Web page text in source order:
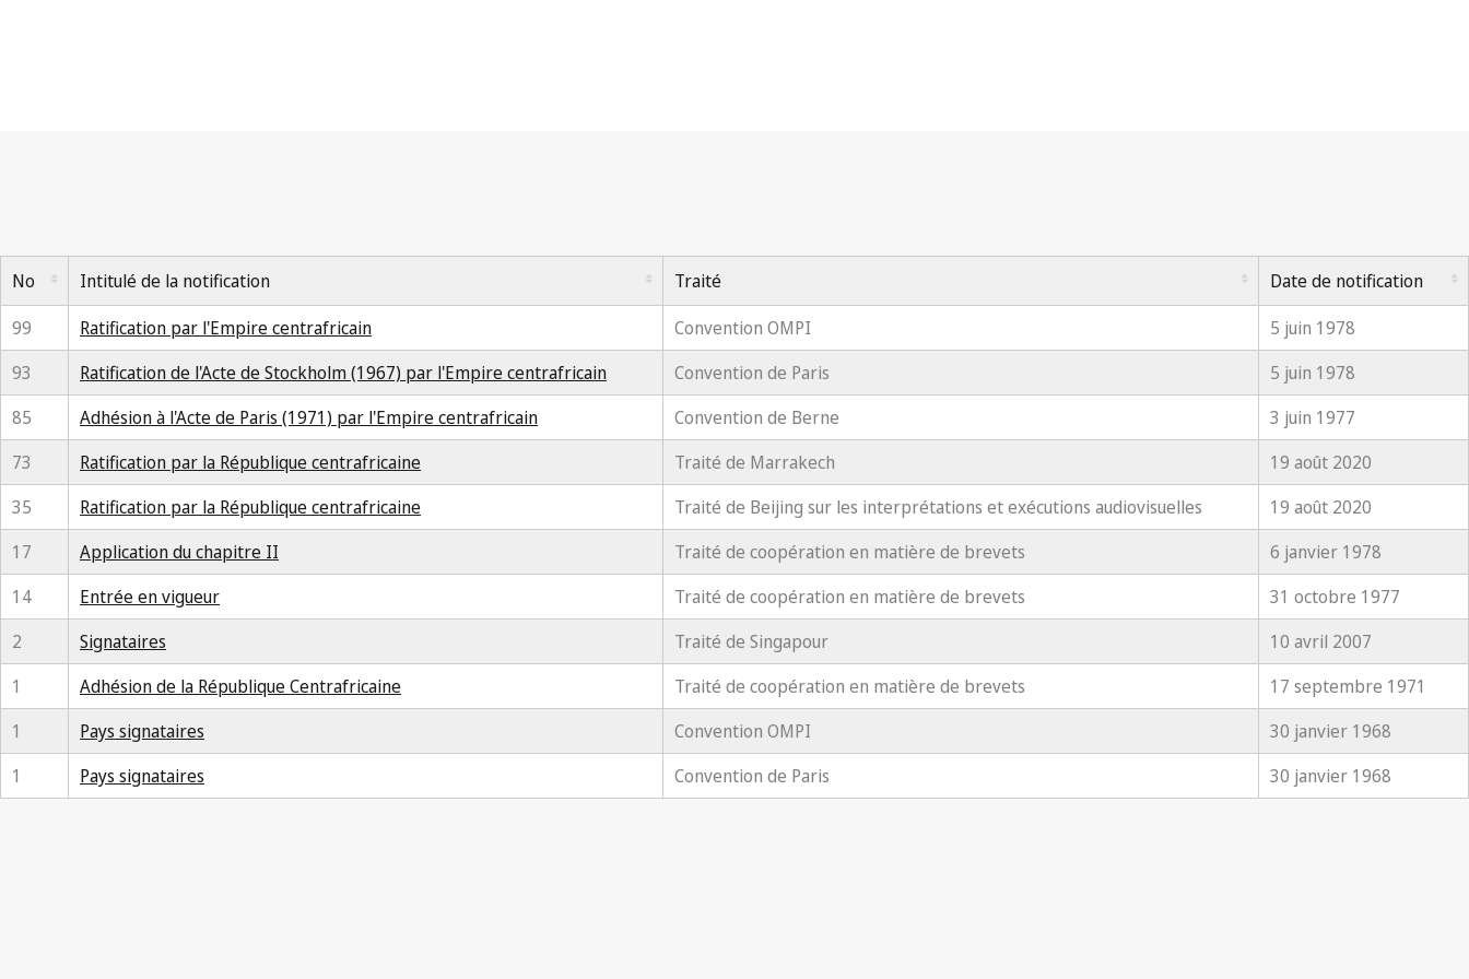
No Intitulé de la notification Traité
Date de notification
99
Ratification par l'Empire centrafricain Convention OMPI
5 juin 1978
93
Ratification de l'Acte de Stockholm (1967) par l'Empire centrafricain Convention de Paris
5 juin 1978
85
Adhésion à l'Acte de Paris (1971) par l'Empire centrafricain Convention de Berne
3 juin 1977
73
Ratification par la République centrafricaine Traité de Marrakech
19 août 2020
35
Ratification par la République centrafricaine Traité de Beijing sur les interprétations et exécutions audiovisuelles
19 août 2020
17
Application du chapitre II Traité de coopération en matière de brevets
6 janvier 1978
14
Entrée en vigueur Traité de coopération en matière de brevets
31 octobre 1977
2
Signataires Traité de Singapour
10 avril 2007
1
Adhésion de la République Centrafricaine Traité de coopération en matière de brevets
17 septembre 1971
1
Pays signataires Convention OMPI
30 janvier 1968
1
Pays signataires Convention de Paris 30 janvier 1968